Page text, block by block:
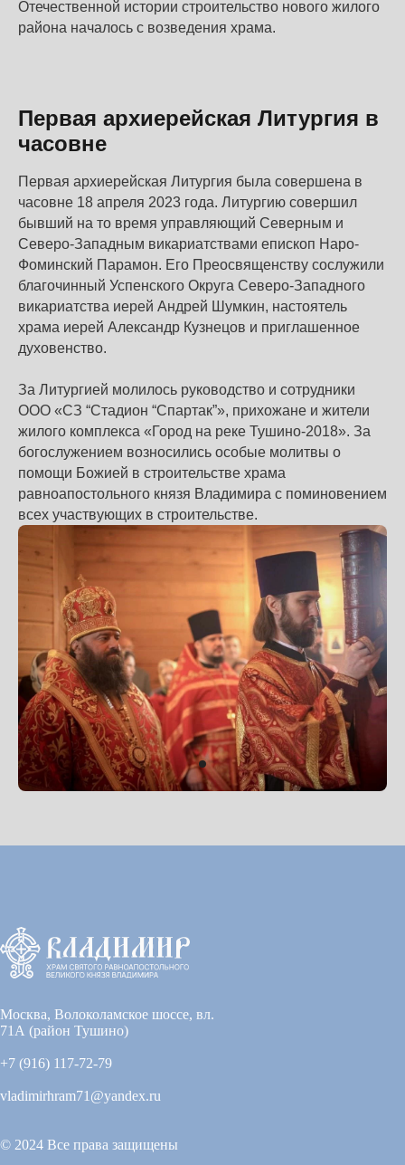
Отечественной истории строительство нового жилого
района началось с возведения храма.
Первая архиерейская Литургия в
часовне
Первая архиерейская Литургия была совершена в
часовне 18 апреля 2023 года. Литургию совершил
бывший на то время управляющий Северным и
Северо-Западным викариатствами епископ Наро-
Фоминский Парамон. Его Преосвященству сослужили
благочинный Успенского Округа Северо-Западного
викариатства иерей Андрей Шумкин, настоятель
храма иерей Александр Кузнецов и приглашенное
духовенство.
За Литургией молилось руководство и сотрудники
ООО «СЗ “Стадион “Спартак”», прихожане и жители
жилого комплекса «Город на реке Тушино-2018». За
богослужением возносились особые молитвы о
помощи Божией в строительстве храма
равноапостольного князя Владимира с поминовением
всех участвующих в строительстве.
Москва, Волоколамское шоссе, вл.
71А (район Тушино)
+7 (916) 117-72-79
vladimirhram71@yandex.ru
© 2024 Все права защищены